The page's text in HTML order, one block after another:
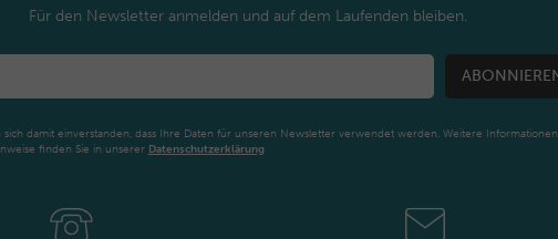
Für den Newsletter anmelden und auf dem Laufenden bleiben.
sich damit einverstanden, dass Ihre Daten für unseren Newsletter verwendet werden. Weitere Informationen
finden Sie in unserer Daten­schutz­erklärung